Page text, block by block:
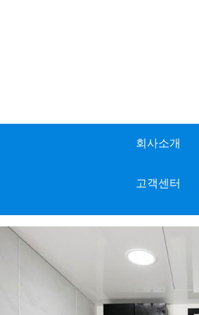
회사소개
고객센터